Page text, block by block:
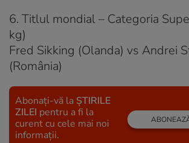
6. Titlul mondial – Categoria
kg)
Fred Sikking (Olanda) vs Andrei
(România)
Abonați-vă la ȘTIRILE
ZILEI pentru a fi la
curent cu cele mai noi
informații.